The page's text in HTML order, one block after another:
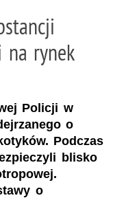
na rynek
Policji w
o
Podczas
blisko
o